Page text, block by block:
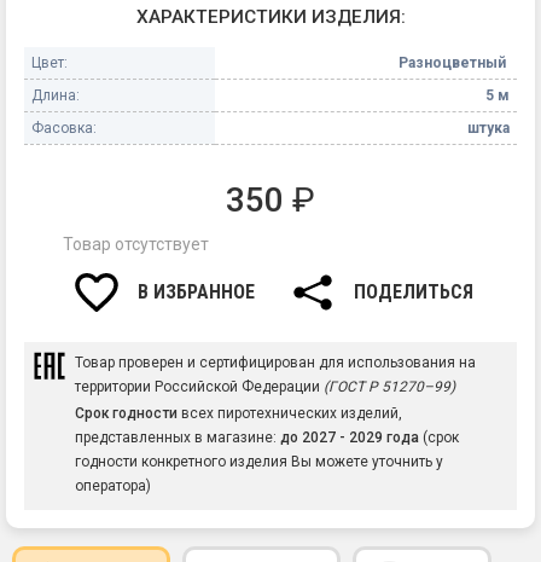
ХАРАКТЕРИСТИКИ ИЗДЕЛИЯ:
Цвет:
Разноцветный
Длина:
5 м
Фасовка:
штука
350 ₽
Товар отсутствует
В ИЗБРАННОЕ ПОДЕЛИТЬСЯ
Товар проверен и сертифицирован для использования на
территории Российской Федерации (ГОСТ Р 51270–99)
Срок годности всех пиротехнических изделий,
представленных в магазине: до 2027 - 2029 года (срок
годности конкретного изделия Вы можете уточнить у
оператора)